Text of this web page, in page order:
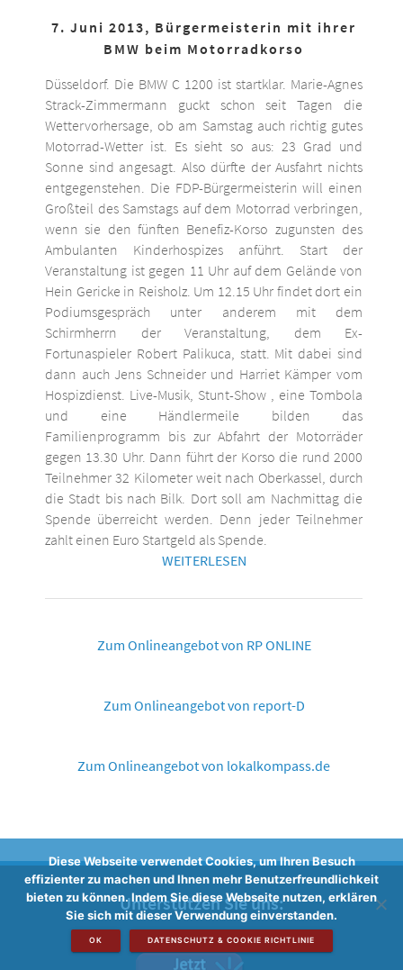
7. Juni 2013, Bürgermeisterin mit ihrer
BMW beim Motorradkorso
Düsseldorf. Die BMW C 1200 ist startklar. Marie-Agnes
Strack-Zimmermann guckt schon seit Tagen die
Wettervorhersage, ob am Samstag auch richtig gutes
Motorrad-Wetter ist. Es sieht so aus: 23 Grad und
Sonne sind angesagt. Also dürfte der Ausfahrt nichts
entgegenstehen. Die FDP-Bürgermeisterin will einen
Großteil des Samstags auf dem Motorrad verbringen,
wenn sie den fünften Benefiz-Korso zugunsten des
Ambulanten Kinderhospizes anführt. Start der
Veranstaltung ist gegen 11 Uhr auf dem Gelände von
Hein Gericke in Reisholz. Um 12.15 Uhr findet dort ein
Podiumsgespräch unter anderem mit dem
Schirmherrn der Veranstaltung, dem Ex-
Fortunaspieler Robert Palikuca, statt. Mit dabei sind
dann auch Jens Schneider und Harriet Kämper vom
Hospizdienst. Live-Musik, Stunt-Show , eine Tombola
und eine Händlermeile bilden das
Familienprogramm bis zur Abfahrt der Motorräder
gegen 13.30 Uhr. Dann führt der Korso die rund 2000
Teilnehmer 32 Kilometer weit nach Oberkassel, durch
die Stadt bis nach Bilk. Dort soll am Nachmittag die
Spende überreicht werden. Denn jeder Teilnehmer
zahlt einen Euro Startgeld als Spende.
WEITERLESEN
Zum Onlineangebot von RP ONLINE
Zum Onlineangebot von report-D
Zum Onlineangebot von lokalkompass.de
Unterstützen Sie uns:
Diese Webseite verwendet Cookies, um Ihren Besuch
effizienter zu machen und Ihnen mehr Benutzerfreundlichkeit
bieten zu können. Indem Sie diese Webseite nutzen, erklären
Sie sich mit dieser Verwendung einverstanden.
OK DATENSCHUTZ & COOKIE RICHTLINIE